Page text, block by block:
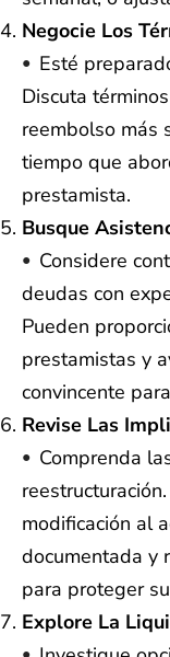
Negocie Los
Esté
Discuta
reembolso más
tiempo que
prestamista.
Busque
Considere
deudas con
Pueden
prestamistas y
convincente
Revise Las
Comprenda
modificación al
documentada y
para proteger
Explore La